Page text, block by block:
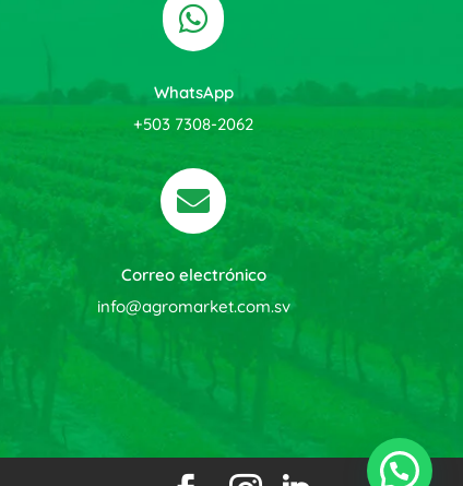

WhatsApp
+503 7308-2062

Correo electrónico
info@agromarket.com.sv